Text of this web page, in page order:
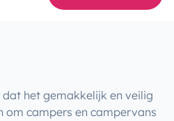
het gemakkelijk en veilig
campers en campervans